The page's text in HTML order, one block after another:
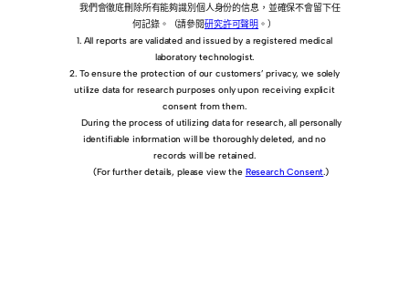
我們會徹底刪除所有能夠識別個人身份的信息，並確保不會留下任
何記錄。（請參閱研究許可聲明 。）
1. All reports are validated and issued by a registered medical
laboratory technologist.
2. To ensure the protection of our customers’ privacy, we solely
utilize data for research purposes only upon receiving explicit
consent from them.
During the process of utilizing data for research, all personally
identifiable information will be thoroughly deleted, and no
records will be retained.
(For further details, please view the Research Consent.)